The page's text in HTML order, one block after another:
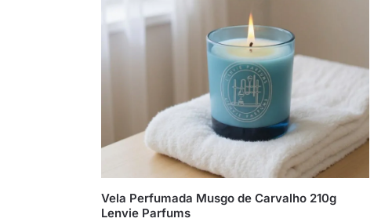
Vela Perfumada Musgo de Carvalho 210g
Lenvie Parfums